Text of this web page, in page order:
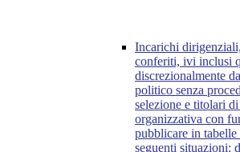
Incarichi
conferiti, ivi inclusi
discrezionalmente
politico senza
selezione e titolari
organizzativa con
pubblicare in
seguenti situazioni: